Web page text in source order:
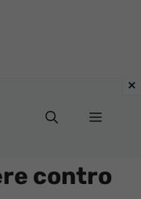
Menu
contro